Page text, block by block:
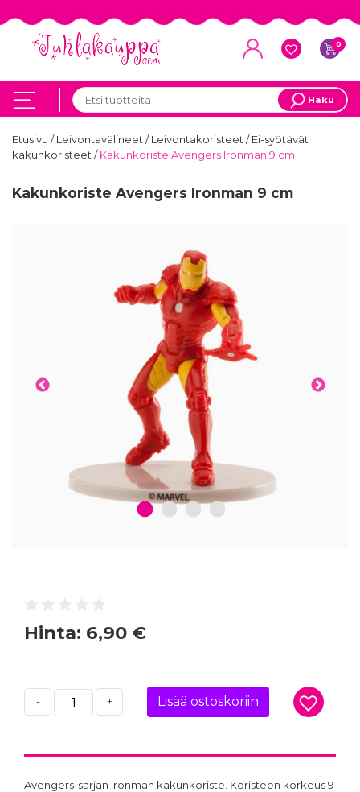
0
Haku
Etusivu /Leivontavälineet/Leivontakoristeet/Ei-syötävät
kakunkoristeet/Kakunkoriste Avengers Ironman 9 cm
Kakunkoriste Avengers Ironman 9 cm
1 2 3 4
Hinta: 6,90 €
- + Lisää ostoskoriin
Avengers-sarjan Ironman kakunkoriste. Koristeen korkeus 9